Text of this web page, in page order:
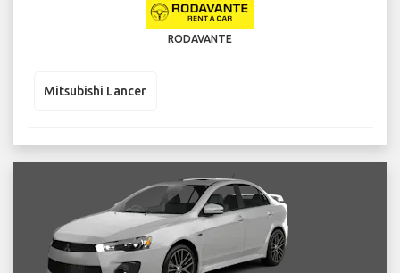
RODAVANTE
Mitsubishi Lancer